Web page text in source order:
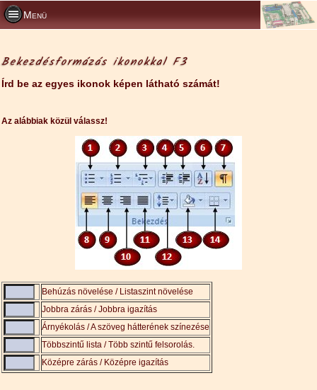
Menü
Bekezdésformázás ikonokkal F3
Írd be az egyes ikonok képen látható számát!
Az alábbiak közül válassz!
Behúzás növelése / Listaszint növelése
Jobbra zárás / Jobbra igazítás
Árnyékolás / A szöveg hátterének színezése
Többszintű lista / Több szintű felsorolás.
Középre zárás / Középre igazítás